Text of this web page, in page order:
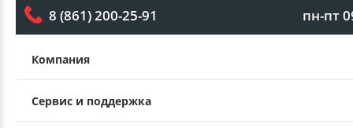
8 (861) 200-25-91 пн-пт
Компания
Сервис и поддержка